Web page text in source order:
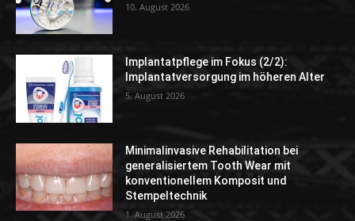
10. August 2026
Implantatpflege im Fokus (2/2):
Implantatversorgung im höheren Alter
5. August 2026
Minimalinvasive Rehabilitation bei
generalisiertem Tooth Wear mit
konventionellem Komposit und
Stempeltechnik
1. August 2026